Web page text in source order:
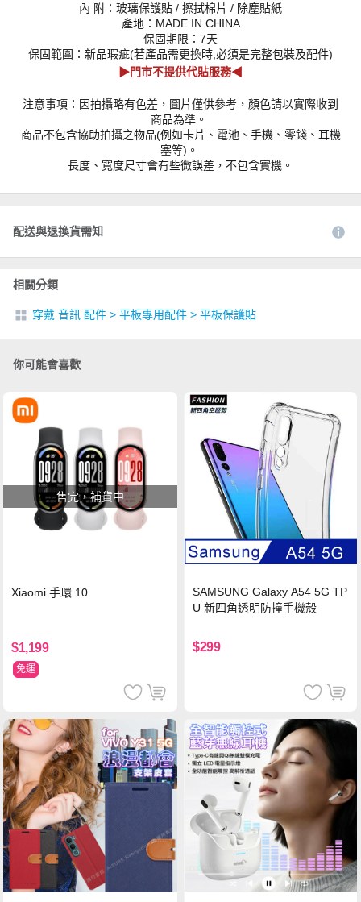
內 附：玻璃保護貼 / 擦拭棉片 / 除塵貼紙
產地：MADE IN CHINA
保固期限：7天
保固範圍：新品瑕疵(若產品需更換時,必須是完整包裝及配件)
▶門市不提供代貼服務◀
注意事項：因拍攝略有色差，圖片僅供參考，顏色請以實際收到
商品為準。
商品不包含協助拍攝之物品(例如卡片、電池、手機、零錢、耳機
塞等)。
長度、寬度尺寸會有些微誤差，不包含實機。
配送與退換貨需知
相關分類
穿戴 音訊 配件 > 平板專用配件 > 平板保護貼
你可能會喜歡
售完，補貨中
Xiaomi 手環 10
$1,199
免運
SAMSUNG Galaxy A54 5G TP
U 新四角透明防撞手機殼
$299